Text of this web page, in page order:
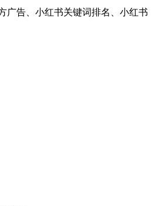
广告、小红书关键词排名、小红书